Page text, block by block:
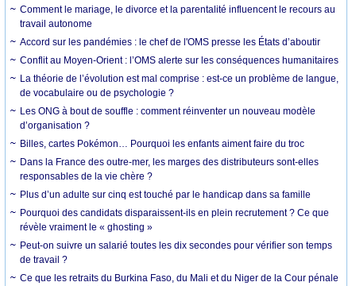
Comment le mariage, le divorce et la parentalité influencent le recours au
travail autonome
Accord sur les pandémies : le chef de l'OMS presse les États d’aboutir
Conflit au Moyen-Orient : l’OMS alerte sur les conséquences humanitaires
La théorie de l’évolution est mal comprise : est-ce un problème de langue,
de vocabulaire ou de psychologie ?
Les ONG à bout de souffle : comment réinventer un nouveau modèle
d’organisation ?
Billes, cartes Pokémon… Pourquoi les enfants aiment faire du troc
Dans la France des outre-mer, les marges des distributeurs sont-elles
responsables de la vie chère ?
Plus d’un adulte sur cinq est touché par le handicap dans sa famille
Pourquoi des candidats disparaissent-ils en plein recrutement ? Ce que
révèle vraiment le « ghosting »
Peut-on suivre un salarié toutes les dix secondes pour vérifier son temps
de travail ?
Ce que les retraits du Burkina Faso, du Mali et du Niger de la Cour pénale